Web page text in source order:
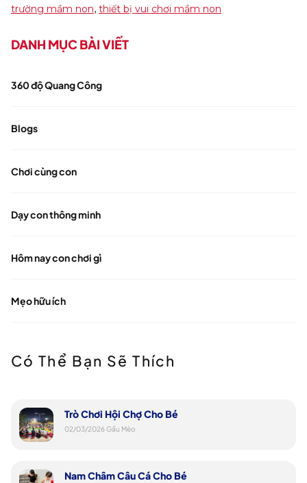
DANH MỤC BÀI VIẾT
360 độ Quang Công
Blogs
Chơi cùng con
Dạy con thông minh
Hôm nay con chơi gì
Mẹo hữu ích
Có Thể Bạn Sẽ Thích
Trò Chơi Hội Chợ Cho Bé
02/03/2026Gấu Mèo
Nam Châm Câu Cá Cho Bé
trường mầm non, thiết bị vui chơi mầm non